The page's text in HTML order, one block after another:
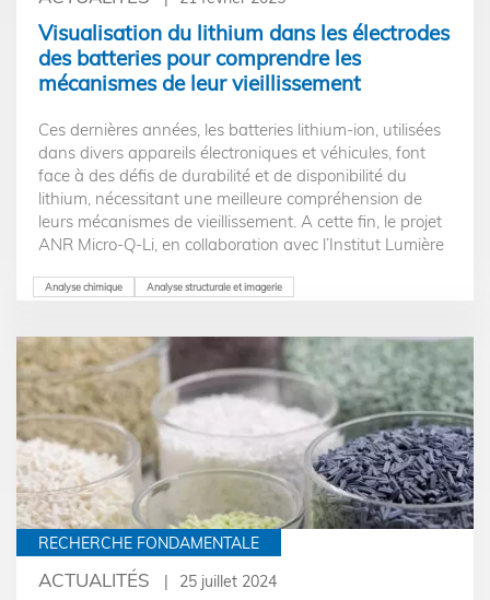
Visualisation du lithium dans les électrodes
des batteries pour comprendre les
mécanismes de leur vieillissement
Ces dernières années, les batteries lithium-ion, utilisées
dans divers appareils électroniques et véhicules, font
face à des défis de durabilité et de disponibilité du
lithium, nécessitant une meilleure compréhension de
leurs mécanismes de vieillissement. A cette fin, le projet
ANR Micro-Q-Li, en collaboration avec l’Institut Lumière
amélioré qui atteint une résolution spatiale de 1,5 µm,
traditionnelles pour l'imagerie du lithium.
Analyse chimique Analyse structurale et imagerie
RECHERCHE FONDAMENTALE
ACTUALITÉS 25 juillet 2024